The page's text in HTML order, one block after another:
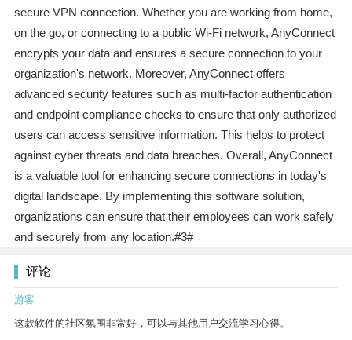
secure VPN connection. Whether you are working from home,
on the go, or connecting to a public Wi-Fi network, AnyConnect
encrypts your data and ensures a secure connection to your
organization's network. Moreover, AnyConnect offers
advanced security features such as multi-factor authentication
and endpoint compliance checks to ensure that only authorized
users can access sensitive information. This helps to protect
against cyber threats and data breaches. Overall, AnyConnect
is a valuable tool for enhancing secure connections in today's
digital landscape. By implementing this software solution,
organizations can ensure that their employees can work safely
and securely from any location.#3#
评论
游客
这款软件的社区氛围非常好，可以与其他用户交流学习心得。